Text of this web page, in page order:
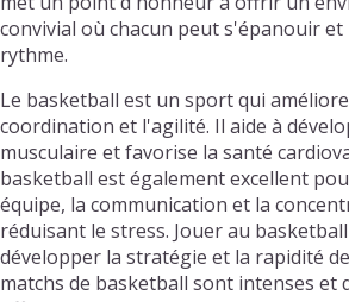
convivial où chacun peut s'épanouir
rythme.
Le basketball est un sport qui
coordination et l'agilité. Il aide à
musculaire et favorise la santé
basketball est également excellent
équipe, la communication et la
réduisant le stress. Jouer au
développer la stratégie et la rapidité
matchs de basketball sont intenses et